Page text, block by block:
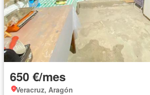
650 €/mes
Veracruz, Aragón